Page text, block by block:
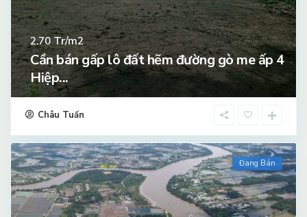
2.70Tr/m2
Cần bán gấp lô đất hẽm đường gò me ấp 4
Hiệp...
Châu Tuấn
Đang Bán